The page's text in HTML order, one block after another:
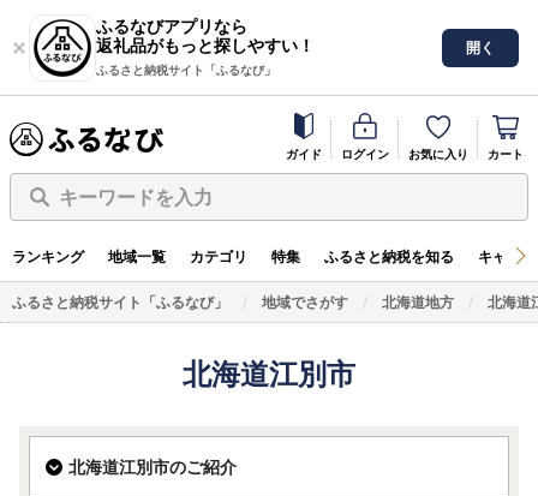
ふるなびアプリなら
返礼品がもっと探しやすい！
ふるさと納税サイト「ふるなび」
開く
ガイド ログイン お気に入り カート
キーワードを入力
ランキング 地域一覧 カテゴリ 特集 ふるさと納税を知る キャン
ふるさと納税サイト「ふるなび」 地域でさがす 北海道地方 北海道
北海道江別市
北海道江別市のご紹介